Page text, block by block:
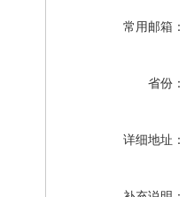
常用邮箱：
省份：
详细地址：